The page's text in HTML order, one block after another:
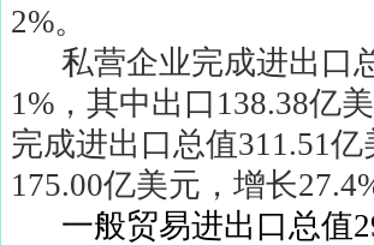
2%。
私营企业完成进出口
1% ，其中出口 138.38亿
完成进出口总值311.51亿
175.00亿美元，增长
一般贸易进出口总值